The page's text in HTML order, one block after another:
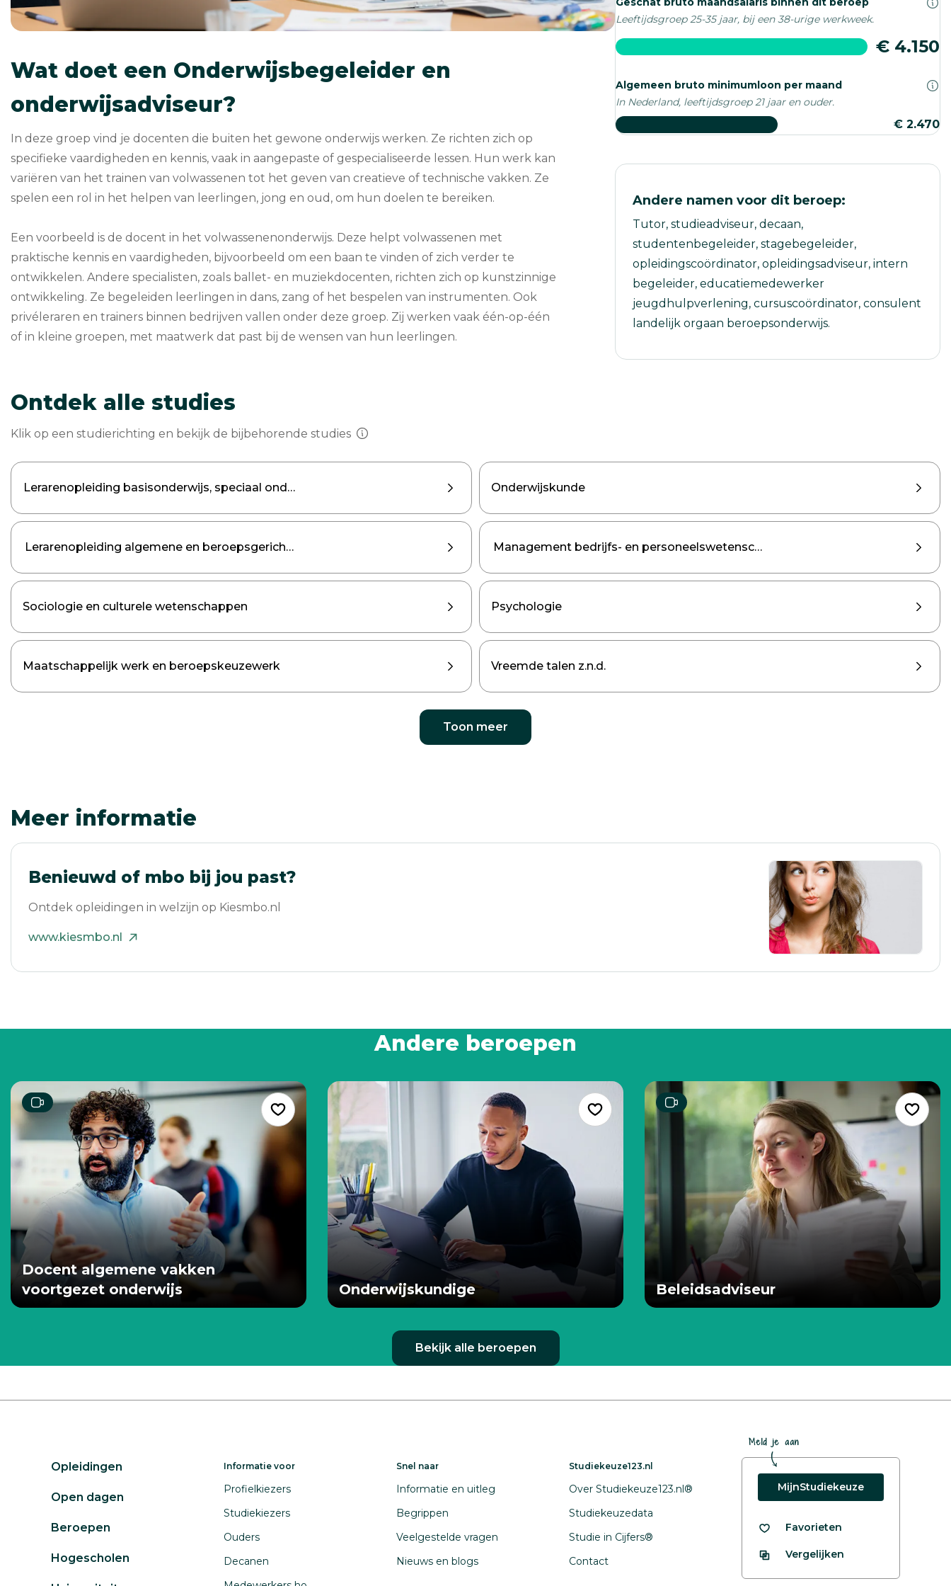
Wat doet een Onderwijsbegeleider en
onderwijsadviseur?
In deze groep vind je docenten die buiten het gewone onderwijs werken. Ze richten zich op
specifieke vaardigheden en kennis, vaak in aangepaste of gespecialiseerde lessen. Hun werk kan
variëren van het trainen van volwassenen tot het geven van creatieve of technische vakken. Ze
spelen een rol in het helpen van leerlingen, jong en oud, om hun doelen te bereiken.
Een voorbeeld is de docent in het volwassenenonderwijs. Deze helpt volwassenen met
praktische kennis en vaardigheden, bijvoorbeeld om een baan te vinden of zich verder te
ontwikkelen. Andere specialisten, zoals ballet- en muziekdocenten, richten zich op kunstzinnige
ontwikkeling. Ze begeleiden leerlingen in dans, zang of het bespelen van instrumenten. Ook
privéleraren en trainers binnen bedrijven vallen onder deze groep. Zij werken vaak één-op-één
of in kleine groepen, met maatwerk dat past bij de wensen van hun leerlingen.
Leeftijdsgroep 25-35 jaar, bij een 38-urige werkweek.
€ 4.150
Algemeen bruto minimumloon per maand
In Nederland, leeftijdsgroep 21 jaar en ouder.
€ 2.470
Andere namen voor dit beroep:
Tutor, studieadviseur, decaan,
studentenbegeleider, stagebegeleider,
opleidingscoördinator, opleidingsadviseur, intern
begeleider, educatiemedewerker
jeugdhulpverlening, cursuscoördinator, consulent
landelijk orgaan beroepsonderwijs.
Ontdek alle studies
Klik op een studierichting en bekijk de bijbehorende studies
Lerarenopleiding basisonderwijs, speciaal onderwijs en basiseducatie Onderwijskunde
Lerarenopleiding algemene en beroepsgerichte vakken Management bedrijfs- en personeelswetenschappen
Sociologie en culturele wetenschappen Psychologie
Maatschappelijk werk en beroepskeuzewerk Vreemde talen z.n.d.
Toon meer
Meer informatie
Benieuwd of mbo bij jou past?
Ontdek opleidingen in welzijn op Kiesmbo.nl
www.kiesmbo.nl
Andere beroepen
Docent algemene vakken
voortgezet onderwijs
Onderwijskundige Beleidsadviseur
Bekijk alle beroepen
Opleidingen
Open dagen
Beroepen
Hogescholen
Informatie voor
Profielkiezers
Studiekiezers
Ouders
Decanen
Snel naar
Informatie en uitleg
Begrippen
Veelgestelde vragen
Nieuws en blogs
Studiekeuze123.nl
Over Studiekeuze123.nl®
Studiekeuzedata
Studie in Cijfers®
Contact
Meld je aan
MijnStudiekeuze
Favorieten
Vergelijken